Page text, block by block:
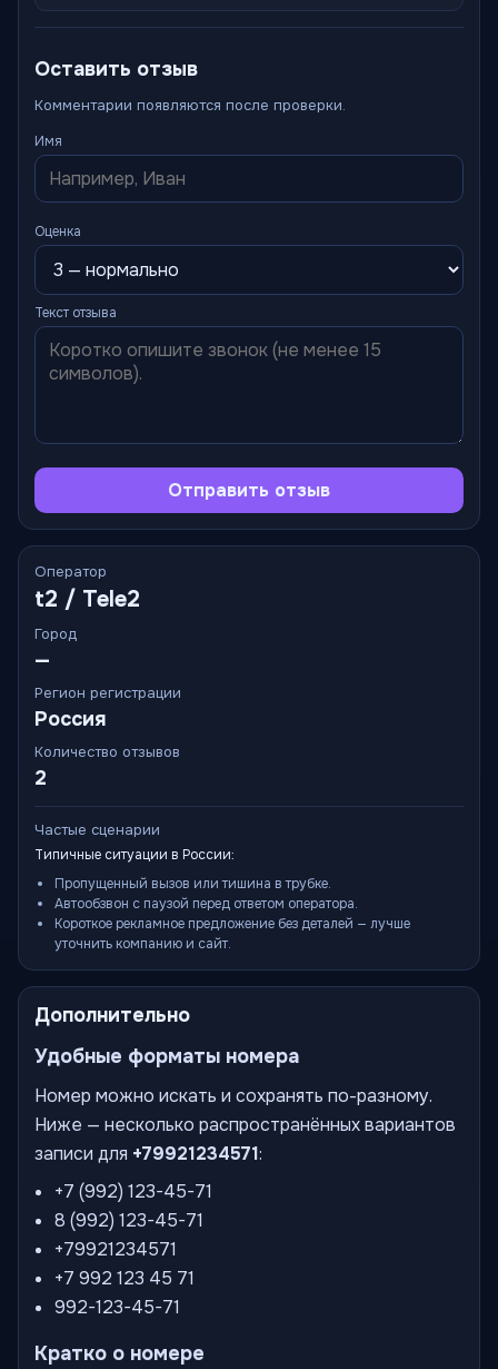
Оставить отзыв
Комментарии появляются после проверки.
Имя
Оценка
Текст отзыва
Отправить отзыв
Оператор
t2 / Tele2
Город
—
Регион регистрации
Россия
Количество отзывов
2
Частые сценарии
Типичные ситуации в России:
Пропущенный вызов или тишина в трубке.
Автообзвон с паузой перед ответом оператора.
Короткое рекламное предложение без деталей — лучше
уточнить компанию и сайт.
Дополнительно
Удобные форматы номера
Номер можно искать и сохранять по-разному.
Ниже — несколько распространённых вариантов
записи для +79921234571:
+7 (992) 123-45-71
8 (992) 123-45-71
+79921234571
+7 992 123 45 71
992-123-45-71
Кратко о номере